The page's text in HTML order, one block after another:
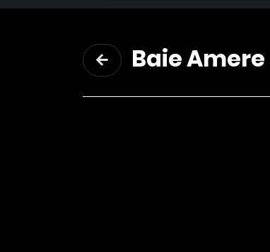
Baie Amere